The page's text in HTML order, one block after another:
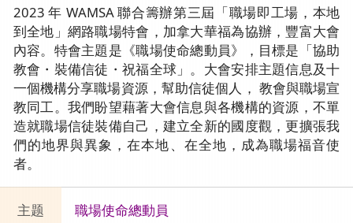
2023 年 WAMSA 聯合籌辦第三屆「職場即工場，本地
到全地」網路職場特會，加拿大華福為協辦，豐富大會
內容。特會主題是《職場使命總動員》，目標是「協助
教會・裝備信徒・祝福全球」。大會安排主題信息及十
一個機構分享職場資源，幫助信徒個人， 教會與職場宣
教同工。我們盼望藉著大會信息與各機構的資源，不單
造就職場信徒裝備自己，建立全新的國度觀，更擴張我
們的地界與異象，在本地、在全地，成為職場福音使
者。
主题 職場使命總動員